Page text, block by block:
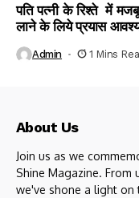
पति पत्नी के रिश्ते में
लाने के लिये प्रयास
Admin 1 Mins
About Us
Join us as we
Shine Magazine. From
we've shone a light on